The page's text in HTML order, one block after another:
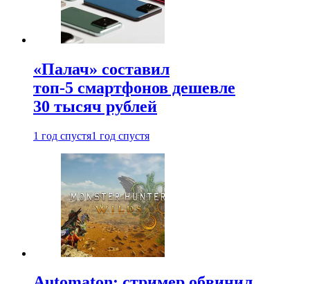
«Палач» составил
топ-5 смартфонов дешевле
30 тысяч рублей
1 год спустя1 год спустя